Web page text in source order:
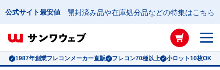
公式サイト最安値 開封済み品や在庫処分品などの特集はこちら
1987年創業フレコンメーカー直販 フレコン70種以上 小ロット10枚OK